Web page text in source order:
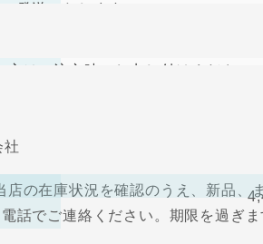
品手配となります。手数料はご負
いたします。
品の場合、著しく商品に欠陥がある
の在庫状況を確認のうえ、新品、
話でご連絡ください。期限を過ぎ
発送いたします。
をご指定頂けます。
はご注文時にお申し付けください。
社